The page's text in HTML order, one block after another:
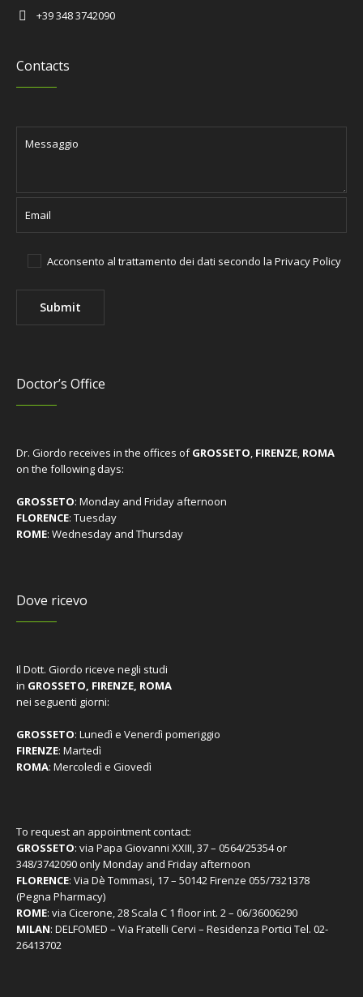
+39 348 3742090
Contacts
Acconsento al trattamento dei dati secondo laPrivacy Policy
Doctor’s Office
Dr. Giordo receives in the offices ofGROSSETO, FIRENZE, ROMA
on the following days:
GROSSETO: Monday and Friday afternoon
FLORENCE: Tuesday
ROME: Wednesday and Thursday
Dove ricevo
Il Dott. Giordo riceve negli studi
in GROSSETO, FIRENZE, ROMA
nei seguenti giorni:
GROSSETO: Lunedì e Venerdì pomeriggio
FIRENZE: Martedì
ROMA: Mercoledì e Giovedì
To request an appointment contact:
GROSSETO: via Papa Giovanni XXIII, 37 – 0564/25354 or
348/3742090 only Monday and Friday afternoon
FLORENCE: Via Dè Tommasi, 17 – 50142 Firenze 055/7321378
(Pegna Pharmacy)
ROME: via Cicerone, 28 Scala C 1 floor int. 2 – 06/36006290
MILAN: DELFOMED – Via Fratelli Cervi – Residenza Portici Tel. 02-
26413702